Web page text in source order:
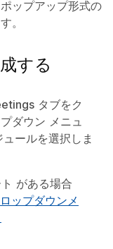
ップアップ形式の
。
する
タブをク
ダウン メニュ
ュールを選択しま
がある場合
ロップダウンメ